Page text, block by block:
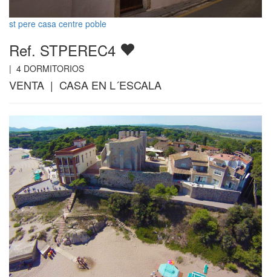
st pere casa centre poble
Ref. STPEREC4
| 4 DORMITORIOS
VENTA | CASA EN L´ESCALA